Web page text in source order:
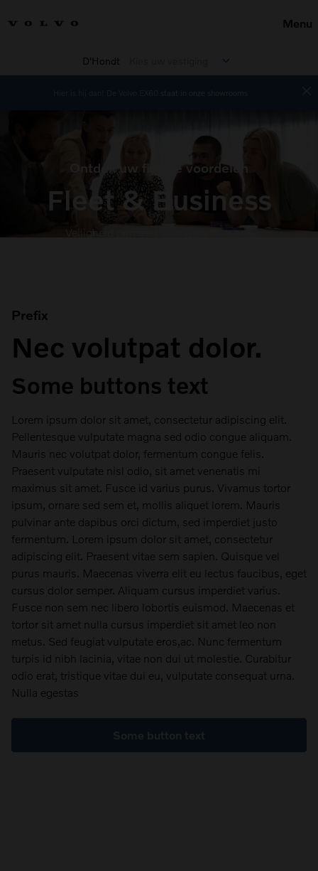
Menu
D'Hondt
Hier is hij dan! De Volvo EX60 staat in onze showrooms
Ontdek uw fiscale voordelen
Fleet & Business
Veiligheid primeert voor u en voor ons
Prefix
Nec volutpat dolor.
Some buttons text
Lorem ipsum dolor sit amet, consectetur adipiscing elit.
Pellentesque vulputate magna sed odio congue aliquam.
Mauris nec volutpat dolor, fermentum congue felis.
Praesent vulputate nisl odio, sit amet venenatis mi
maximus sit amet. Fusce id varius purus. Vivamus tortor
ipsum, ornare sed sem et, mollis aliquet lorem. Mauris
pulvinar ante dapibus orci dictum, sed imperdiet justo
fermentum. Lorem ipsum dolor sit amet, consectetur
adipiscing elit. Praesent vitae sem sapien. Quisque vel
purus mauris. Maecenas viverra elit eu lectus faucibus, eget
cursus dolor semper. Aliquam cursus imperdiet varius.
Fusce non sem nec libero lobortis euismod. Maecenas et
tortor sit amet nulla cursus imperdiet sit amet leo non
metus. Sed feugiat vulputate eros,ac. Nunc fermentum
turpis id nibh lacinia, vitae non dui ut molestie. Curabitur
odio erat, tristique vitae dui eu, vulputate consequat urna.
Nulla egestas
Some button text